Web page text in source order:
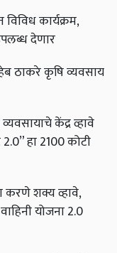
विविध कार्यक्रम,
देणार
ठाकरे कृषि व्यवसाय
केंद्र व्हावे
2.0” हा 2100 कोटी
करणे शक्य व्हावे,
योजना 2.0